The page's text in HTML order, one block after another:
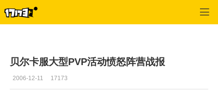
贝尔卡服大型PVP活动愤怒阵营战报
2006-12-11 17173